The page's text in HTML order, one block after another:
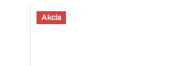
Akcia